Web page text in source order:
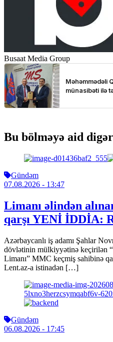
Busaat Media Group
Bu bölməyə aid
Gündəm
07.08.2026 - 13:47
Limanı əlindən
qarşı YENİ İDDİA:
Azərbaycanlı iş adamı Şahlar
dövlətinin mülkiyyətinə keçirilən
Limanı” MMC keçmiş sahibinə
Lent.az-a istinadən […]
Gündəm
06.08.2026 - 17:45